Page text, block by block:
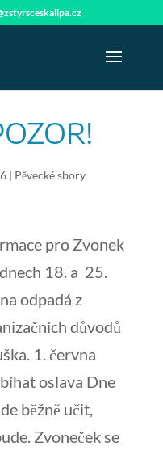
| Pěvecké sbory
pro Zvonek
18. a 25.
odpadá z
důvodů
1. června
oslava Dne
běžně učit,
Zvoneček se